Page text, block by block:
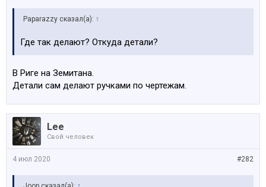
Paparazzy сказал(а): ↑
Где так делают? Откуда детали?
В Риге на Земитана.
Детали сам делают ручками по чертежам.
Lee
Свой человек
#282
4 июл 2020